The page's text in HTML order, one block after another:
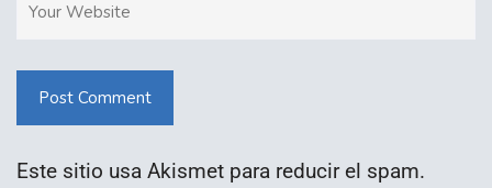
Post Comment
Este sitio usa Akismet para reducir el spam.